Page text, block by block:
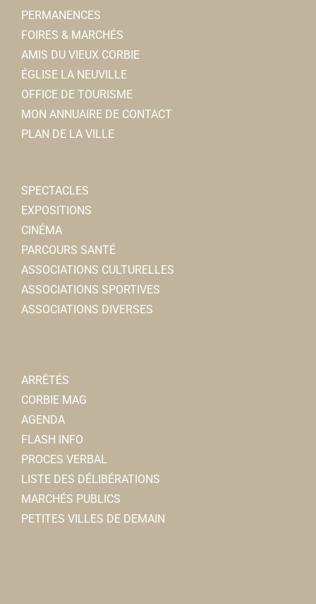
PERMANENCES
FOIRES & MARCHÉS
AMIS DU VIEUX CORBIE
ÉGLISE LA NEUVILLE
OFFICE DE TOURISME
MON ANNUAIRE DE CONTACT
PLAN DE LA VILLE
SPECTACLES
EXPOSITIONS
CINÉMA
PARCOURS SANTÉ
ASSOCIATIONS CULTURELLES
ASSOCIATIONS SPORTIVES
ASSOCIATIONS DIVERSES
ARRÊTÉS
CORBIE MAG
AGENDA
FLASH INFO
PROCES VERBAL
LISTE DES DÉLIBÉRATIONS
MARCHÉS PUBLICS
PETITES VILLES DE DEMAIN